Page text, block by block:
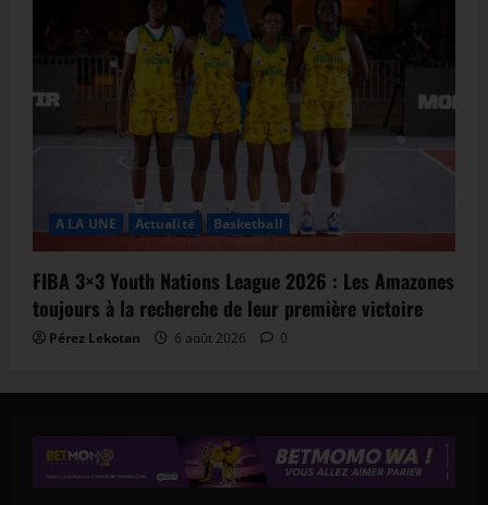
A LA UNE Actualité Basketball
FIBA 3×3 Youth Nations League 2026 : Les Amazones
toujours à la recherche de leur première victoire
Pérez Lekotan 6 août 2026 0